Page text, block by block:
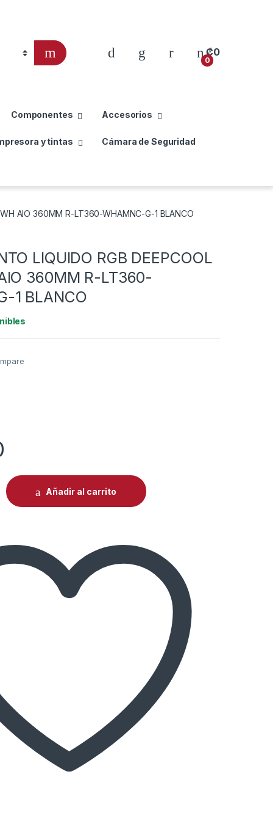
0
₡0
Componentes Accesorios
y tintas Cámara de Seguridad
AIO 360MM R-LT360-WHAMNC-G-1 BLANCO
LIQUIDO RGB DEEPCOOL
360MM R-LT360-
1 BLANCO
RGB DEEPCOOL LT360 WH AIO 360MM R-LT360-
Añadir al carrito